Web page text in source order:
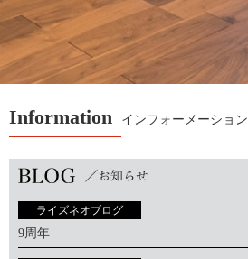
Information インフォーメーション
ライズネオブログ
9周年